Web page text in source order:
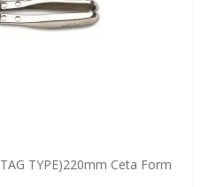
TYPE)220mm Ceta Form